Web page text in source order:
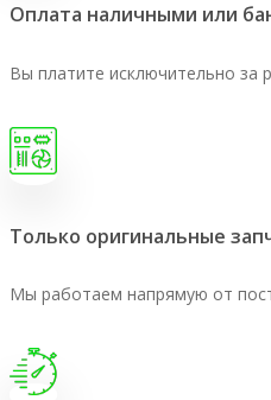
Оплата наличными или
Вы платите исключительно за
Только оригинальные
Мы работаем напрямую от